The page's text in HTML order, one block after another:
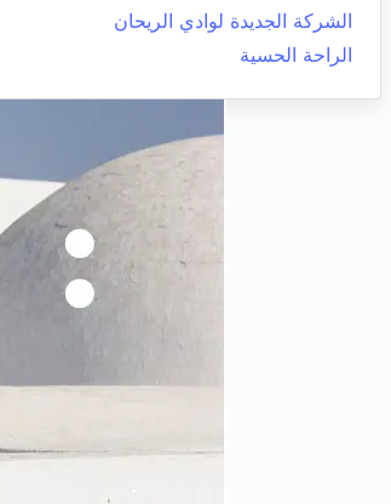
الشركة الجديدة لوادي الريحان
الراحة الحسية